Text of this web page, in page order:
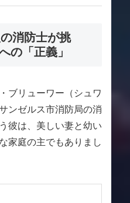
消防士が挑
の「正義」
ブリューワー（シュワ
ンゼルス市消防局の消
彼は、美しい妻と幼い
家庭の主でもありまし